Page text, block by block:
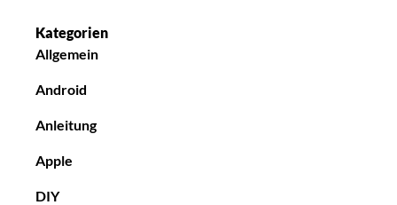
Kategorien
Allgemein
Android
Anleitung
Apple
DIY